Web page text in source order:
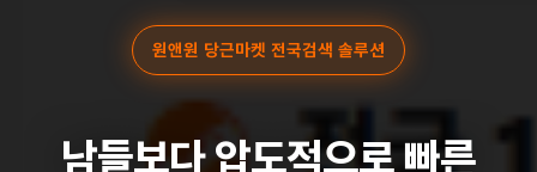
원앤원 당근마켓 전국검색 솔루션
남들보다 압도적으로 빠른